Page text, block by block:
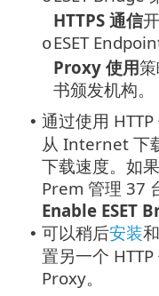
HTTPS 通信
oESET
Proxy 使用
书颁发机构。
• 通过使用
从 Internet 下
下载速度。如
Prem 管理 37
Enable ESET
• 可以稍后安装
置另一个
Proxy。